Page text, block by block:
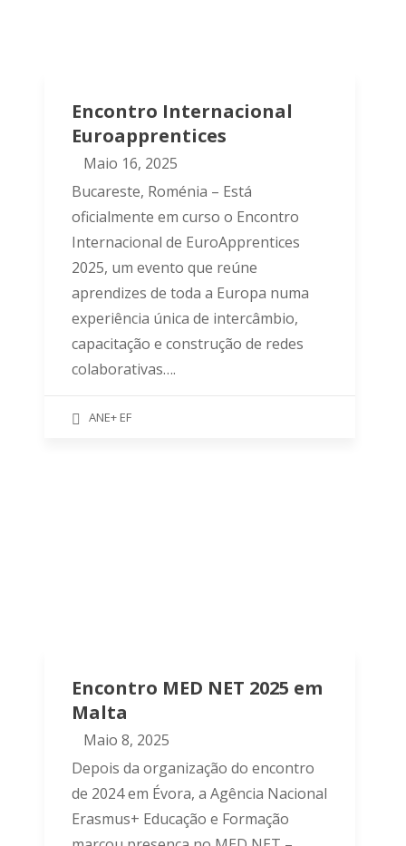
Encontro Internacional
Euroapprentices
Maio 16, 2025
Bucareste, Roménia – Está
oficialmente em curso o Encontro
Internacional de EuroApprentices
2025, um evento que reúne
aprendizes de toda a Europa numa
experiência única de intercâmbio,
capacitação e construção de redes
colaborativas….
ANE+ EF
Encontro MED NET 2025 em
Malta
Maio 8, 2025
Depois da organização do encontro
de 2024 em Évora, a Agência Nacional
Erasmus+ Educação e Formação